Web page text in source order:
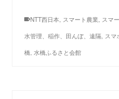
NTT西日本, スマート農業, スマ
水管理、稲作、田んぼ、遠隔, スマ
橋, 水橋ふるさと会館